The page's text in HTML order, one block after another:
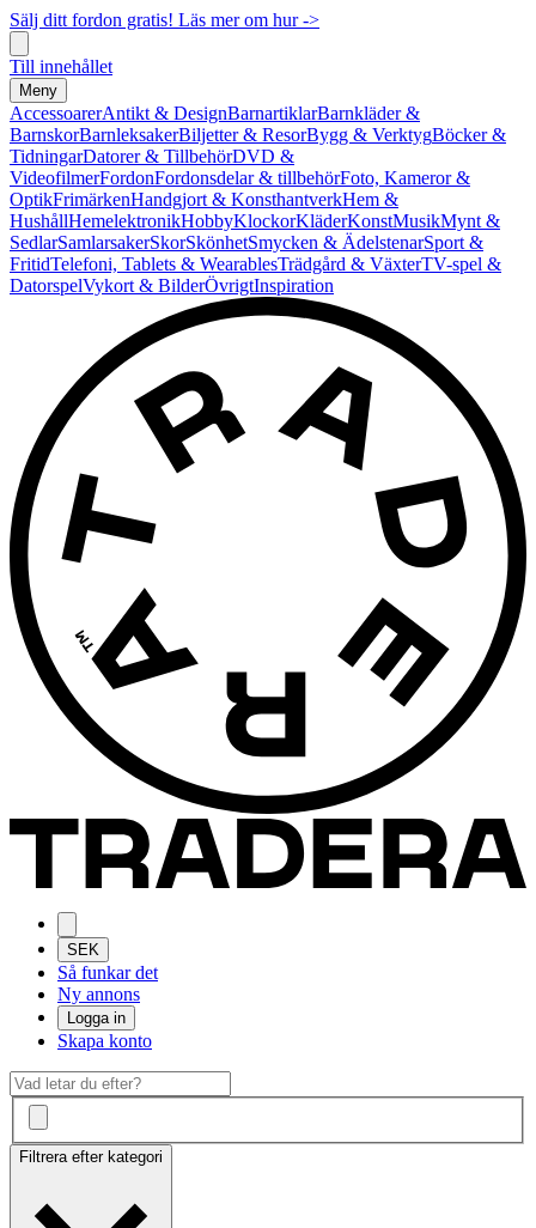
Sälj ditt fordon gratis! Läs mer om hur ->
Till innehållet
Meny
AccessoarerAntikt & DesignBarnartiklarBarnkläder &
BarnskorBarnleksakerBiljetter & ResorBygg & VerktygBöcker &
TidningarDatorer & TillbehörDVD &
VideofilmerFordonFordonsdelar & tillbehörFoto, Kameror &
OptikFrimärkenHandgjort & KonsthantverkHem &
HushållHemelektronikHobbyKlockorKläderKonstMusikMynt &
SedlarSamlarsakerSkorSkönhetSmycken & ÄdelstenarSport &
FritidTelefoni, Tablets & WearablesTrädgård & VäxterTV-spel &
DatorspelVykort & BilderÖvrigtInspiration
SEK
Så funkar det
Ny annons
Logga in
Skapa konto
Filtrera efter kategori